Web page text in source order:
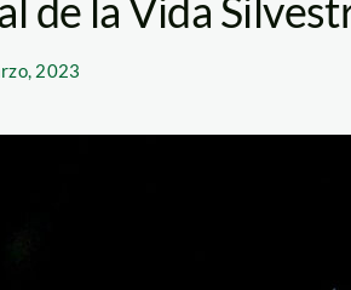
de la Vida
2023